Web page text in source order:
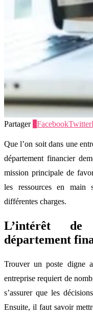
Partager FacebookTwitter
Que l’on soit dans une
département financier
mission principale de
les ressources en main
différentes charges.
L’intérêt
département
Trouver un poste digne
entreprise requiert de
s’assurer que les
Ensuite, il faut savoir